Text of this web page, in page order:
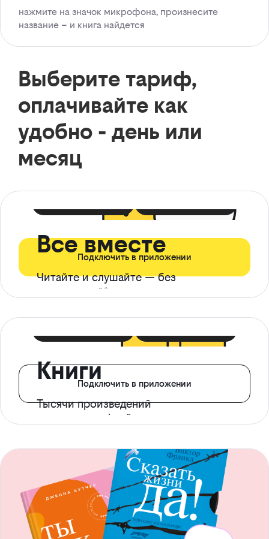
нажмите на значок микрофона, произнесите
название – и книга найдется
Выберите тариф,
оплачивайте как
удобно - день или
месяц
Все вместе
Читайте и слушайте — без
ограничений*
Подключить в приложении
Книги
Тысячи произведений
с доступом офлайн
Подключить в приложении